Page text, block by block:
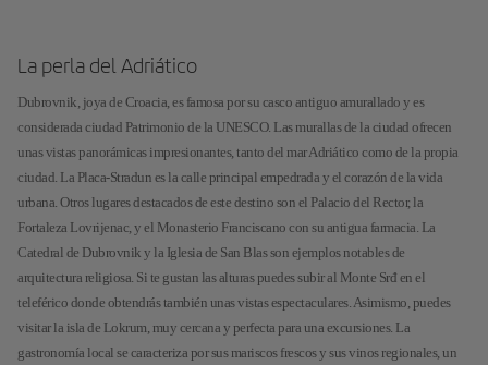
La perla del Adriático
Dubrovnik, joya de Croacia, es famosa por su casco antiguo amurallado y es
considerada ciudad Patrimonio de la UNESCO. Las murallas de la ciudad ofrecen
unas vistas panorámicas impresionantes, tanto del mar Adriático como de la propia
ciudad. La Placa-Stradun es la calle principal empedrada y el corazón de la vida
urbana. Otros lugares destacados de este destino son el Palacio del Rector, la
Fortaleza Lovrijenac, y el Monasterio Franciscano con su antigua farmacia. La
Catedral de Dubrovnik y la Iglesia de San Blas son ejemplos notables de
arquitectura religiosa. Si te gustan las alturas puedes subir al Monte Srđ en el
teleférico donde obtendrás también unas vistas espectaculares. Asimismo, puedes
visitar la isla de Lokrum, muy cercana y perfecta para una excursiones. La
gastronomía local se caracteriza por sus mariscos frescos y sus vinos regionales, un